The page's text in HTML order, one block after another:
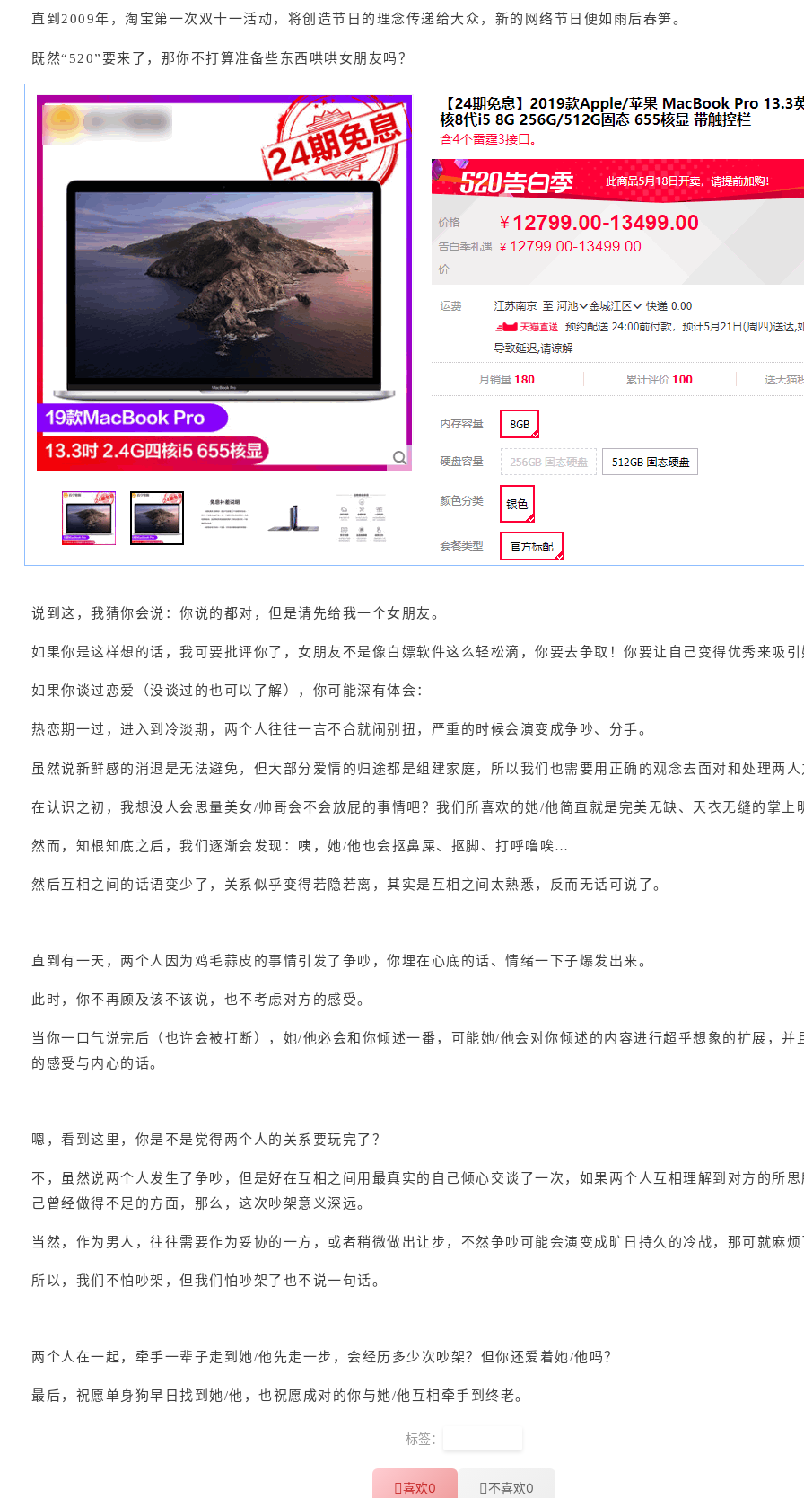
直到2009年，淘宝第一次双十一活动，将创造节日的理念传递给大众，新的网络节日便如雨后春笋。
既然“520”要来了，那你不打算准备些东西哄哄女朋友吗？
说到这，我猜你会说：你说的都对，但是请先给我一个女朋友。
如果你是这样想的话，我可要批评你了，女朋友不是像白嫖软件这么轻松滴，你要去争取！你要让自己变得优秀来吸引
如果你谈过恋爱（没谈过的也可以了解），你可能深有体会：
热恋期一过，进入到冷淡期，两个人往往一言不合就闹别扭，严重的时候会演变成争吵、分手。
虽然说新鲜感的消退是无法避免，但大部分爱情的归途都是组建家庭，所以我们也需要用正确的观念去面对和处理两人
在认识之初，我想没人会思量美女/帅哥会不会放屁的事情吧？我们所喜欢的她/他简直就是完美无缺、天衣无缝的掌上
然而，知根知底之后，我们逐渐会发现：咦，她/他也会抠鼻屎、抠脚、打呼噜唉…
然后互相之间的话语变少了，关系似乎变得若隐若离，其实是互相之间太熟悉，反而无话可说了。
直到有一天，两个人因为鸡毛蒜皮的事情引发了争吵，你埋在心底的话、情绪一下子爆发出来。
此时，你不再顾及该不该说，也不考虑对方的感受。
当你一口气说完后（也许会被打断），她/他必会和你倾述一番，可能她/他会对你倾述的内容进行超乎想象的扩展，并
的感受与内心的话。
嗯，看到这里，你是不是觉得两个人的关系要玩完了？
不，虽然说两个人发生了争吵，但是好在互相之间用最真实的自己倾心交谈了一次，如果两个人互相理解到对方的所思
己曾经做得不足的方面，那么，这次吵架意义深远。
当然，作为男人，往往需要作为妥协的一方，或者稍微做出让步，不然争吵可能会演变成旷日持久的冷战，那可就麻烦
所以，我们不怕吵架，但我们怕吵架了也不说一句话。
两个人在一起，牵手一辈子走到她/他先走一步，会经历多少次吵架？但你还爱着她/他吗？
最后，祝愿单身狗早日找到她/他，也祝愿成对的你与她/他互相牵手到终老。
标签：
喜欢0 不喜欢0